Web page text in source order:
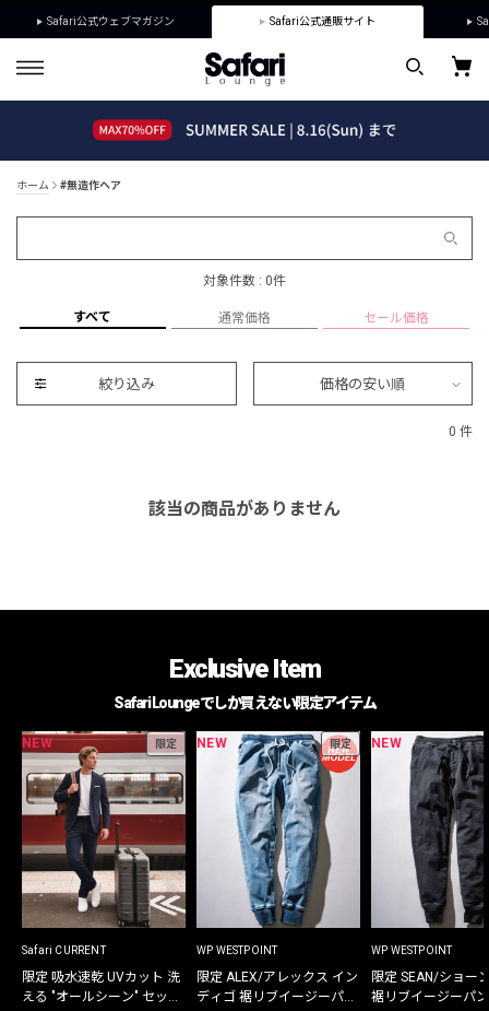
Safari公式ウェブマガジン Safari公式通販サイト
ホーム #無造作ヘア
対象件数 : 0件
すべて 通常価格 セール価格
絞り込み 価格の安い順
0 件
該当の商品がありません
Exclusive Item
Safari Loungeでしか買えない限定アイテム
NEW 限定
Safari CURRENT
限定 吸水速乾 UVカット 洗
える "オールシーン" セット
NEW 限定
WP WESTPOINT
限定 ALEX/アレックス イン
ディゴ 裾リブイージーパン
NEW
WP WESTPOINT
限定 SEAN/ショー
裾リブイージーパ